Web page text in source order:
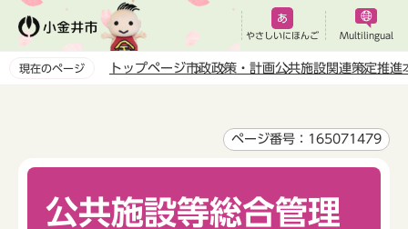
ペ
やさしいにほんご Multilingual
現在のページ トップページ市政政策・計画公共施設関連策定推進
ページ番号：165071479
公共施設等総合管理